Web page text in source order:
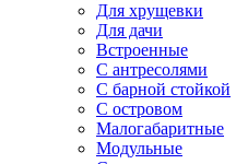
Для хрущевки
Для дачи
Встроенные
С антресолями
С барной стойкой
С островом
Малогабаритные
Модульные